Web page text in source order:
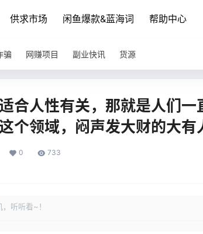
供求市场 闲鱼爆款&蓝海词 帮助中心
骗 网赚项目 副业快讯 货源
合人性有关，那就是人们一
个领域，闷声发大财的大有
0 733
听听看~！